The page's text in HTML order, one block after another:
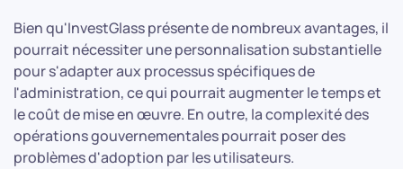
Bien qu'InvestGlass présente de nombreux avantages, il
pourrait nécessiter une personnalisation substantielle
pour s'adapter aux processus spécifiques de
l'administration, ce qui pourrait augmenter le temps et
le coût de mise en œuvre. En outre, la complexité des
opérations gouvernementales pourrait poser des
problèmes d'adoption par les utilisateurs.